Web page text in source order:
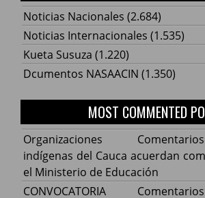
Noticias Nacionales (2.684)
Noticias Internacionales (1.535)
Kueta Susuza (1.220)
Dcumentos NASAACIN (1.350)
MOST COMMENTED
Organizaciones
indígenas del Cauca acuerdan
el Ministerio de Educación
CONVOCATORIA